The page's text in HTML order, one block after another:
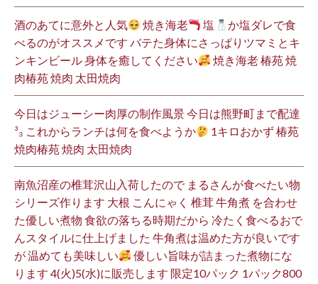
酒のあてに意外と人気 焼き海老 塩
か塩ダレで食
べるのがオススメです バテた身体にさっぱりツマミとキ
ンキンビール 身体を癒してください
焼き海老 椿苑 焼
肉椿苑 焼肉 太田焼肉
今日はジューシー肉厚の制作風景 今日は熊野町まで配達
³₃ これからランチは何を食べようか
1キロおかず 椿苑
焼肉椿苑 焼肉 太田焼肉
南魚沼産の椎茸沢山入荷したので まるさんが食べたい物
シリーズ作ります 大根 こんにゃく 椎茸 牛角煮 を合わせ
た優しい煮物 食欲の落ちる時期だから 冷たく食べるおで
んスタイルに仕上げました 牛角煮は温めた方が良いです
が 温めても美味しい
優しい旨味が詰まった煮物にな
ります 4(火)5(水)に販売します 限定10パック 1パック800